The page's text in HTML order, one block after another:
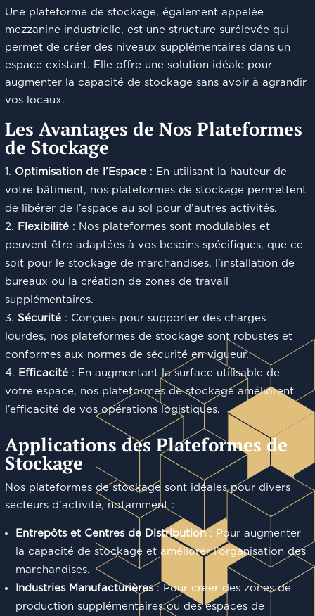
Une plateforme de stockage, également appelée
mezzanine industrielle, est une structure surélevée qui
permet de créer des niveaux supplémentaires dans un
espace existant. Elle offre une solution idéale pour
augmenter la capacité de stockage sans avoir à agrandir
vos locaux.
Les Avantages de Nos Plateformes
de Stockage
Optimisation de l’Espace: En utilisant la hauteur de
votre bâtiment, nos plateformes de stockage permettent
de libérer de l’espace au sol pour d’autres activités.
Flexibilité: Nos plateformes sont modulables et
peuvent être adaptées à vos besoins spécifiques, que ce
soit pour le stockage de marchandises, l’installation de
bureaux ou la création de zones de travail
supplémentaires.
Sécurité: Conçues pour supporter des charges
lourdes, nos plateformes de stockage sont robustes et
conformes aux normes de sécurité en vigueur.
Efficacité: En augmentant la surface utilisable de
votre espace, nos plateformes de stockage améliorent
l’efficacité de vos opérations logistiques.
Applications des Plateformes de
Stockage
Nos plateformes de stockage sont idéales pour divers
secteurs d’activité, notamment :
Entrepôts et Centres de Distribution: Pour augmenter
la capacité de stockage et améliorer l’organisation des
marchandises.
Industries Manufacturières: Pour créer des zones de
production supplémentaires ou des espaces de